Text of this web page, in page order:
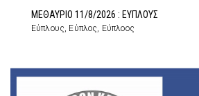
ΜΕΘΑΥΡΙΟ 11/8/2026 : ΕΥΠΛΟΥΣ
Εύπλους, Εύπλος, Εύπλοος